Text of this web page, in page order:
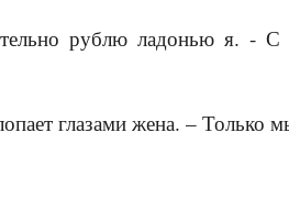
рублю ладонью я. - С
глазами жена. – Только